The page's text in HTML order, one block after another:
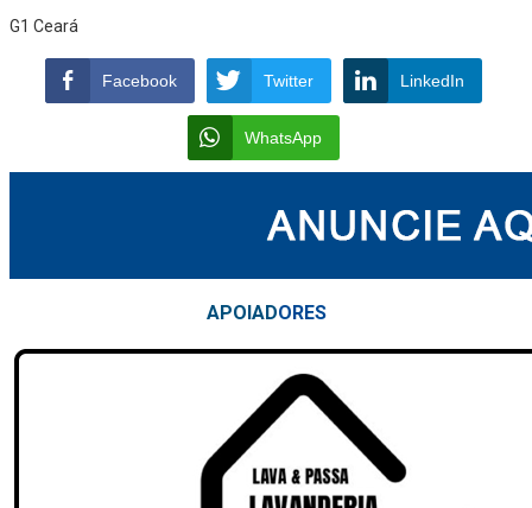
G1 Ceará
Facebook Twitter LinkedIn
WhatsApp
APOIADORES